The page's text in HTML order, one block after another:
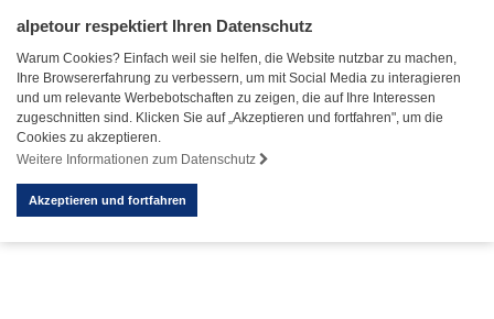
alpetour respektiert Ihren Datenschutz
Warum Cookies? Einfach weil sie helfen, die Website nutzbar zu machen,
Ihre Browsererfahrung zu verbessern, um mit Social Media zu interagieren
und um relevante Werbebotschaften zu zeigen, die auf Ihre Interessen
zugeschnitten sind. Klicken Sie auf „Akzeptieren und fortfahren", um die
Cookies zu akzeptieren.
Weitere Informationen zum Datenschutz
Akzeptieren und fortfahren